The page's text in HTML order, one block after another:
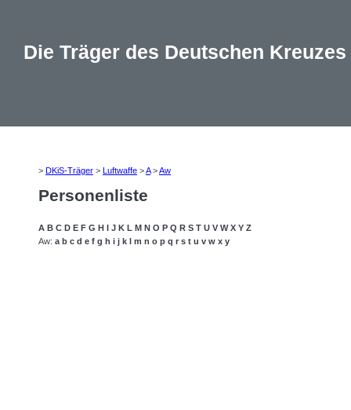
Die Träger des Deutschen Kreuzes
> DKiS-Träger > Luftwaffe >A>Aw
Personenliste
A B C D E F G H I J K L M N O P Q R S T U V W X Y Z
Aw: a b c d e f g h i j k l m n o p q r s t u v w x y